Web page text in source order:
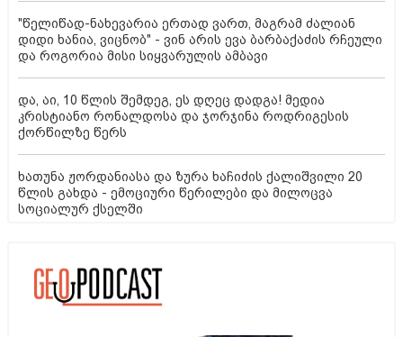
"წელიწად-ნახევარია ერთად ვართ, მაგრამ ძალიან
დიდი ხანია, ვიცნობ" - ვინ არის ევა ბარბაქაძის რჩეული
და როგორია მისი სიყვარულის ამბავი
და, აი, 10 წლის შემდეგ, ეს დღეც დადგა! მედია
კრისტიანო რონალდოსა და ჯორჯინა როდრიგესის
ქორწილზე წერს
ხათუნა ჟორდანიასა და ზურა ხაჩიძის ქალიშვილი 20
წლის გახდა - ემოციური წერილები და მილოცვა
სოციალურ ქსელში